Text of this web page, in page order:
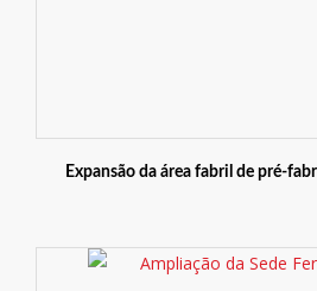
Expansão da área fabril de pré-